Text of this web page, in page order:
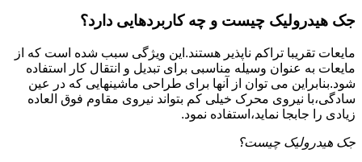
جک هیدرولیک چیست و چه کاربردهایی دارد؟
مایعات تقریبا تراکم ناپذیر هستند.این ویژگی سبب شده است که از
مایعات به عنوان وسیله مناسبی برای تبدیل و انتقال کار استفاده
شود.بنابراین می توان از آنها برای طراحی ماشینهایی که در عین
سادگی،با نیروی محرک خیلی کم بتواند نیروی مقاوم فوق العاده
زیادی را جابجا نماید،استفاده نمود.
جک هیدرولیک چیست؟